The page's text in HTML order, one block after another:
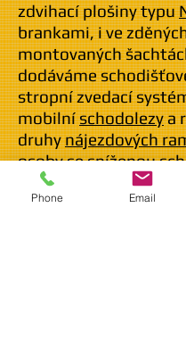
zdvihací plošiny typu
brankami, i ve
montovaných
dodáváme
stropní zvedací
mobilníschodolezya
druhynájezdových
osoby se sníženou
orientace a pohybu.
Phone Email